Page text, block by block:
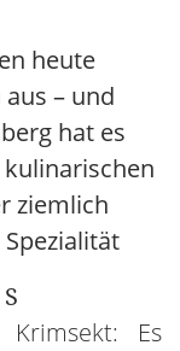
heute
– und
hat es
ziemlich
Krimsekt: Es